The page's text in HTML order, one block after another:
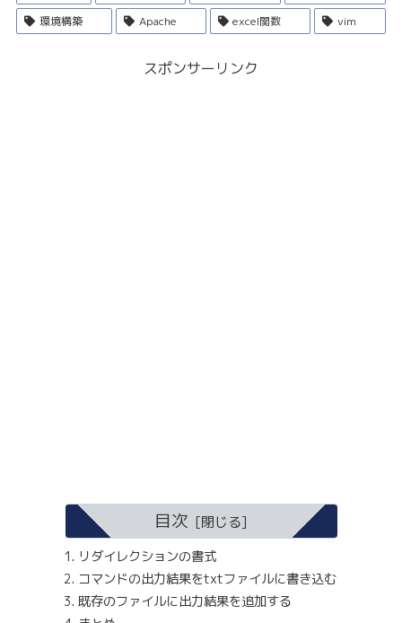
環境構築
Apache excel関数 vim
スポンサーリンク
目次
リダイレクションの書式
コマンドの出力結果をtxtファイルに書き込む
既存のファイルに出力結果を追加する